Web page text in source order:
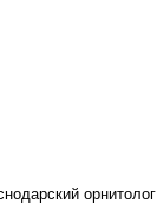
орнитолог